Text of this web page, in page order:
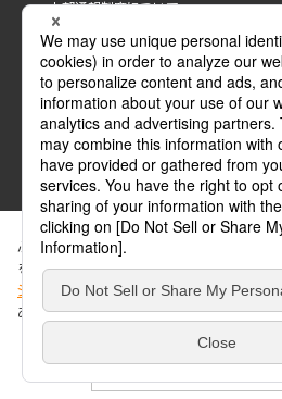
内部通報制度について
ABJマークは、この電子書店・電子書籍配信サービス
得た正規版配信サービスであることを示す登録商
ABJマークの詳細、ABJマークを掲示しているサービ
ぶんか社が運営するサイトでは、利便性
を使用しています。 当社のCookieについ
シー
」をご覧ください。当サイトでは、訪
ありません。